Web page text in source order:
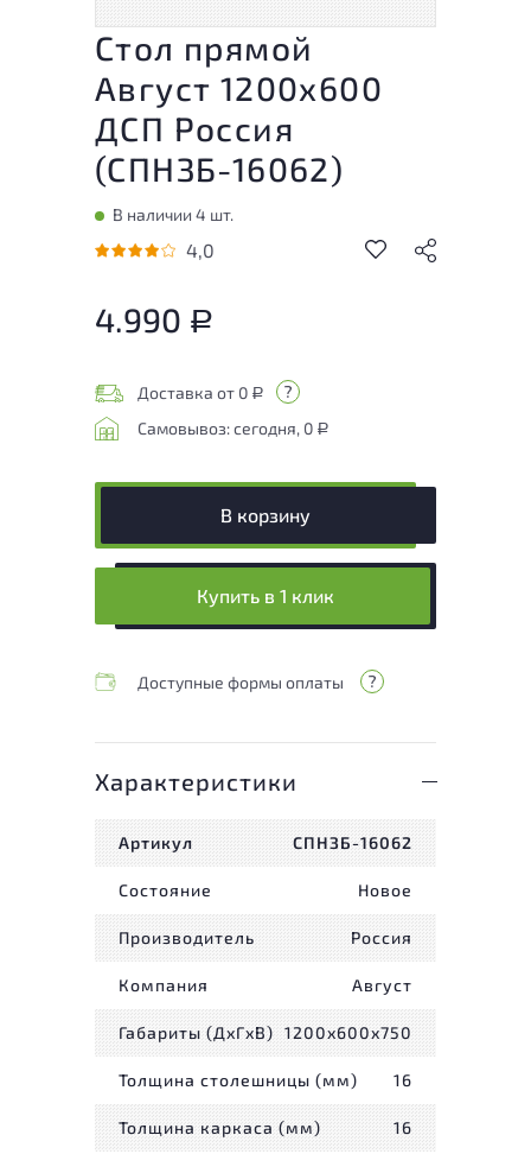
Стол прямой
Август 1200x600
ДСП Россия
(СПНЗБ-16062)
В наличии 4 шт.
4,0
4.990 Р
Доставка от 0 Р
Самовывоз: сегодня, 0 Р
В корзину
Купить в 1 клик
Доступные формы оплаты
Характеристики
Артикул СПНЗБ-16062
Состояние Новое
Производитель Россия
Компания Август
Габариты (ДxГxВ) 1200x600x750
Толщина столешницы (мм) 16
Толщина каркаса (мм) 16